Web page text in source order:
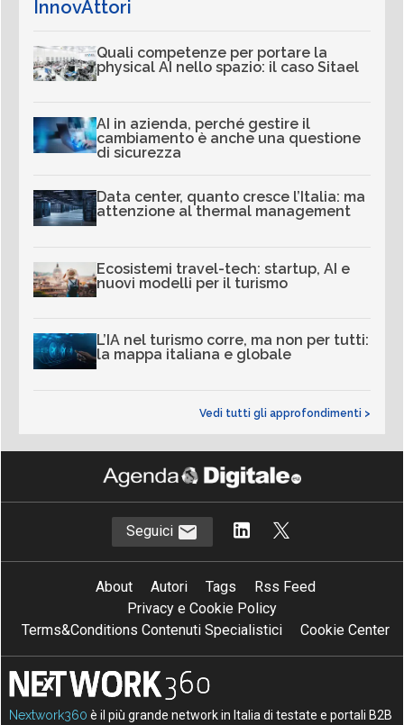
InnovAttori
Quali competenze per portare la
physical AI nello spazio: il caso Sitael
AI in azienda, perché gestire il
cambiamento è anche una questione
di sicurezza
Data center, quanto cresce l’Italia: ma
attenzione al thermal management
Ecosistemi travel-tech: startup, AI e
nuovi modelli per il turismo
L’IA nel turismo corre, ma non per tutti:
la mappa italiana e globale
Vedi tutti gli approfondimenti >
Seguici
About Autori Tags
Rss Feed
Privacy e Cookie Policy
Terms&Conditions Contenuti Specialistici
Cookie Center
Nextwork360 è il più grande network in Italia di testate e portali B2B